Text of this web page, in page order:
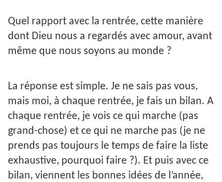
Quel rapport avec la rentrée, cette manière
dont Dieu nous a regardés avec amour, avant
même que nous soyons au monde ?
La réponse est simple. Je ne sais pas vous,
mais moi, à chaque rentrée, je fais un bilan. A
chaque rentrée, je vois ce qui marche (pas
grand-chose) et ce qui ne marche pas (je ne
prends pas toujours le temps de faire la liste
exhaustive, pourquoi faire ?). Et puis avec ce
bilan, viennent les bonnes idées de l’année,